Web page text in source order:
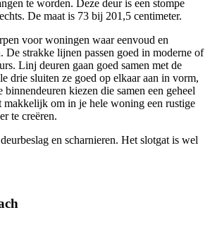
te worden. Deze deur is een stompe
De maat is 73 bij 201,5 centimeter.
voor woningen waar eenvoud en
De strakke lijnen passen goed in moderne of
Linj deuren gaan goed samen met de
drie sluiten ze goed op elkaar aan in vorm,
kiezen die samen een geheel
makkelijk om in je hele woning een rustige
te creëren.
en scharnieren. Het slotgat is wel